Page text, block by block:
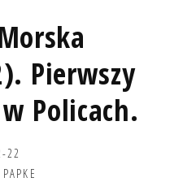
Pierwszy
Policach.
22